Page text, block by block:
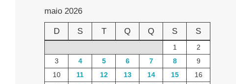
maio 2026
D S T Q Q S S
1
2
3
4 5 6 7 8
9
10
11 12 13 14 15
16